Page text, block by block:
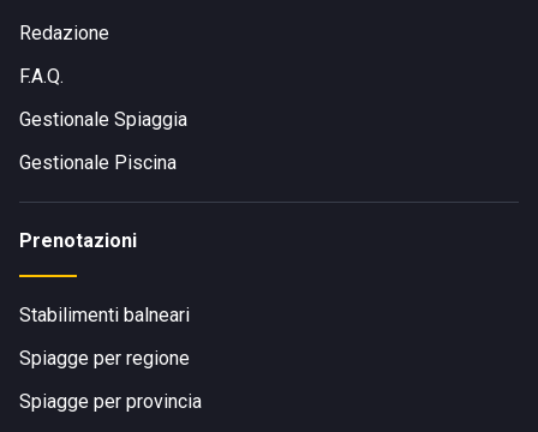
Redazione
F.A.Q.
Gestionale Spiaggia
Gestionale Piscina
Prenotazioni
Stabilimenti balneari
Spiagge per regione
Spiagge per provincia